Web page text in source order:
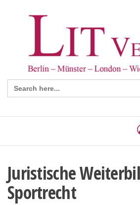
Search
for:
Juristische
Sportrecht